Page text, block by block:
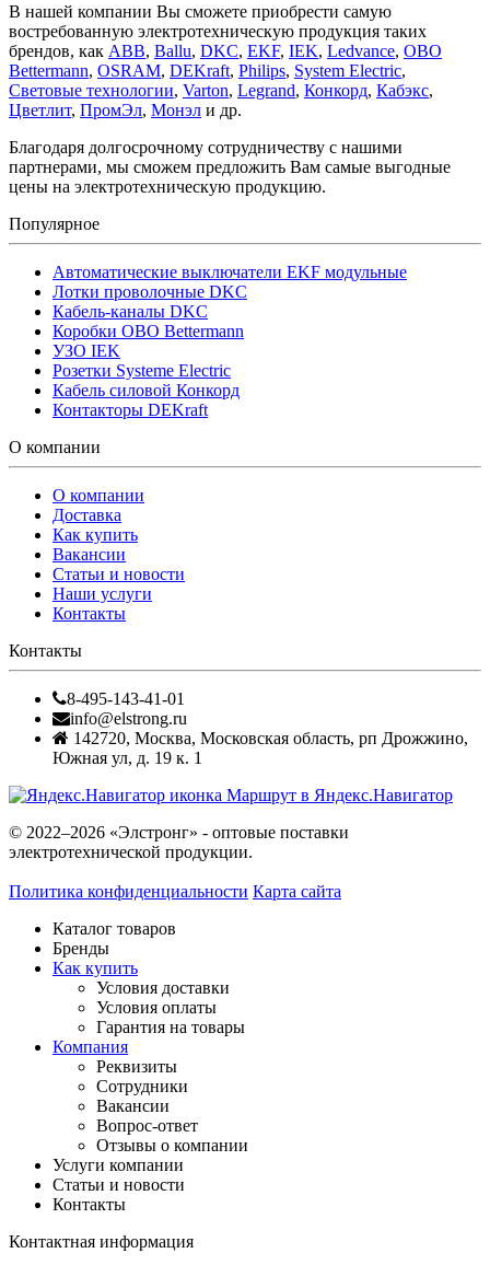
В нашей компании Вы сможете приобрести самую
востребованную электротехническую продукция таких
брендов, как ABB, Ballu, DKC, EKF, IEK, Ledvance, OBO
Bettermann, OSRAM, DEKraft, Philips, System Electric,
Световые технологии, Varton, Legrand, Конкорд, Кабэкс,
Цветлит, ПромЭл, Монэл и др.
Благодаря долгосрочному сотрудничеству с нашими
партнерами, мы сможем предложить Вам самые выгодные
цены на электротехническую продукцию.
Популярное
Автоматические выключатели EKF модульные
Лотки проволочные DKC
Кабель-каналы DKC
Коробки OBO Bettermann
УЗО IEK
Розетки Systeme Electric
Кабель силовой Конкорд
Контакторы DEKraft
О компании
О компании
Доставка
Как купить
Вакансии
Статьи и новости
Наши услуги
Контакты
Контакты
8-495-143-41-01
info@elstrong.ru
142720, Москва, Московская область, рп Дрожжино,
Южная ул, д. 19 к. 1
Маршрут в Яндекс.Навигатор
© 2022–2026 «Элстронг» - оптовые поставки
электротехнической продукции.
Политика конфиденциальности Карта сайта
Каталог товаров
Бренды
Как купить
Условия доставки
Условия оплаты
Гарантия на товары
Компания
Реквизиты
Сотрудники
Вакансии
Вопрос-ответ
Отзывы о компании
Услуги компании
Статьи и новости
Контакты
Контактная информация